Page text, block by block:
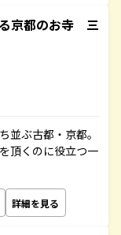
京都のお寺 三
並ぶ古都・京都。
頂くのに役立つ一
詳細を見る